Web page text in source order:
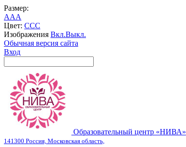
Размер:
AAA
Цвет: CCC
Изображения Вкл.Выкл.
Обычная версия сайта
Вход
Образовательный центр «НИВА»
141300 Россия, Московская область,